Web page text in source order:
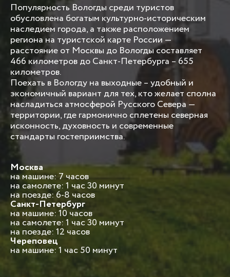
Популярность Вологды среди туристов
обусловлена богатым культурно-историческим
наследием города, а также расположением
региона на туристской карте России —
расстояние от Москвы до Вологды составляет
466 километров до Санкт-Петербурга – 655
километров.
Поехать в Вологду на выходные – удобный и
экономичный вариант для тех, кто желает сполна
насладиться атмосферой Русского Севера —
территории, где гармонично сплетены северная
исконность, духовность и современные
стандарты гостеприимства.
Москва
на машине: 7 часов
на самолете: 1 час 30 минут
на поезде: 6-8 часов
Санкт-Петербург
на машине: 10 часов
на самолете: 1 час 30 минут
на поезде: 12 часов
Череповец
на машине: 1 час 50 минут